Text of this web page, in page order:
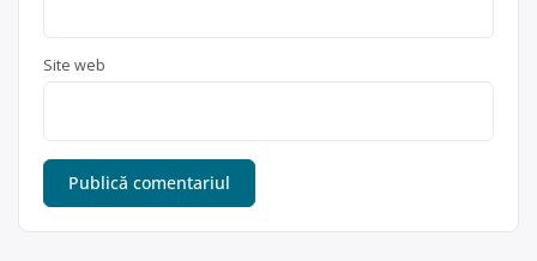
Site web